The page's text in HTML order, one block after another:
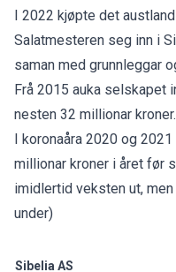
I 2022 kjøpte det
Salatmesteren seg inn i
saman med grunnleggar
Frå 2015 auka selskapet
nesten 32 millionar kroner.
I koronaåra 2020 og
millionar kroner i året før
imidlertid veksten ut,
under)
Sibelia AS